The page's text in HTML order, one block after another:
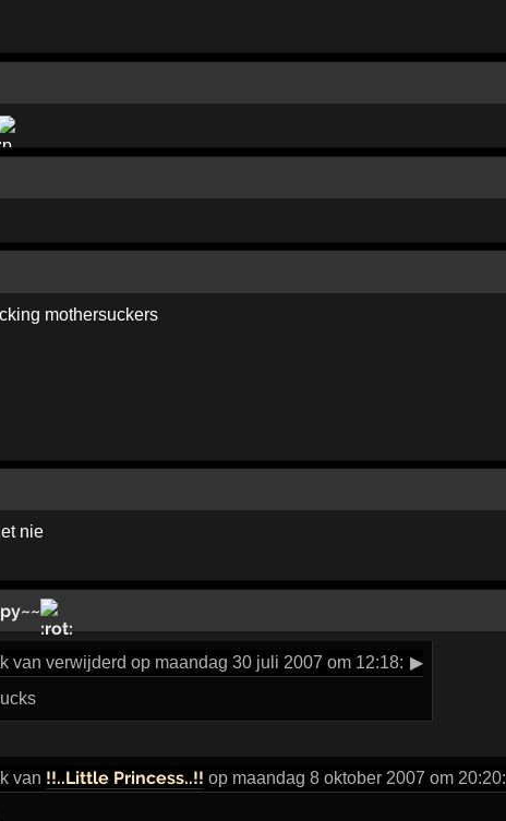
mothersuckers
nie
van verwijderd op maandag 30 juli 2007 om 12:18: ▶
van !!..Little Princess..!! op maandag 8 oktober 2007 om 20:20: